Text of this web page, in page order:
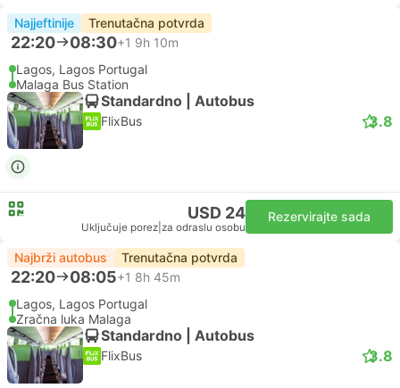
Najjeftinije Trenutačna potvrda
22:20 08:30+1 9h 10m
Lagos, Lagos Portugal
Malaga Bus Station
Standardno | Autobus
FlixBus 3.8
USD 24
Uključuje porez za odraslu osobu
Rezervirajte sada
Najbrži autobus Trenutačna potvrda
22:20 08:05+1 8h 45m
Lagos, Lagos Portugal
Zračna luka Malaga
Standardno | Autobus
FlixBus 3.8